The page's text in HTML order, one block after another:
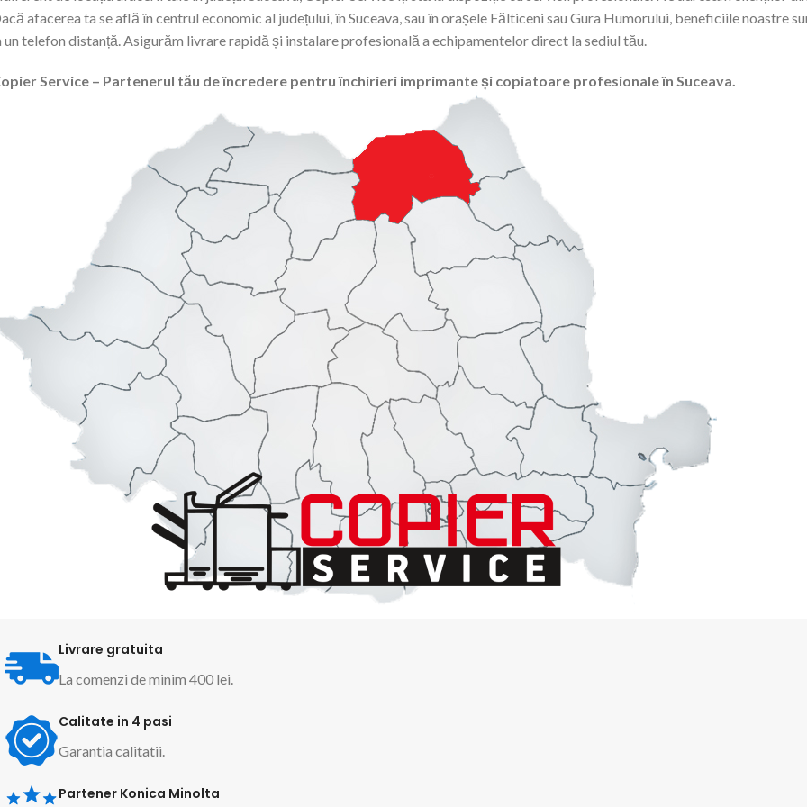
afacerea ta se află în centrul economic al județului, în Suceava, sau în orașele Fălticeni sau Gura Humorului, beneficiile noastre
un telefon distanță. Asigurăm livrare rapidă și instalare profesională a echipamentelor direct la sediul tău.
Service – Partenerul tău de încredere pentru închirieri imprimante și copiatoare profesionale în Suceava.
Livrare gratuita
La comenzi de minim 400 lei.
Calitate in 4 pasi
Garantia calitatii.
Partener Konica Minolta